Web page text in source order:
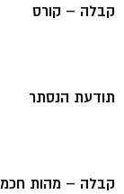
קבלה – קורס
תודעת הנסתר
קבלה – מהות